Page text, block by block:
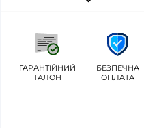
ГАРАНТІЙНИЙ
ТАЛОН
БЕЗПЕЧНА
ОПЛАТА